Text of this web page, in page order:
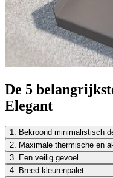
De 5
Elegant
1. Bekroond minimalistisch
2. Maximale thermische en
3. Een veilig gevoel
4. Breed kleurenpalet